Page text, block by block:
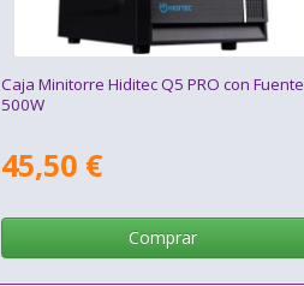
Caja Minitorre Hiditec Q5 PRO con Fuente
500W
45,50 €
Comprar